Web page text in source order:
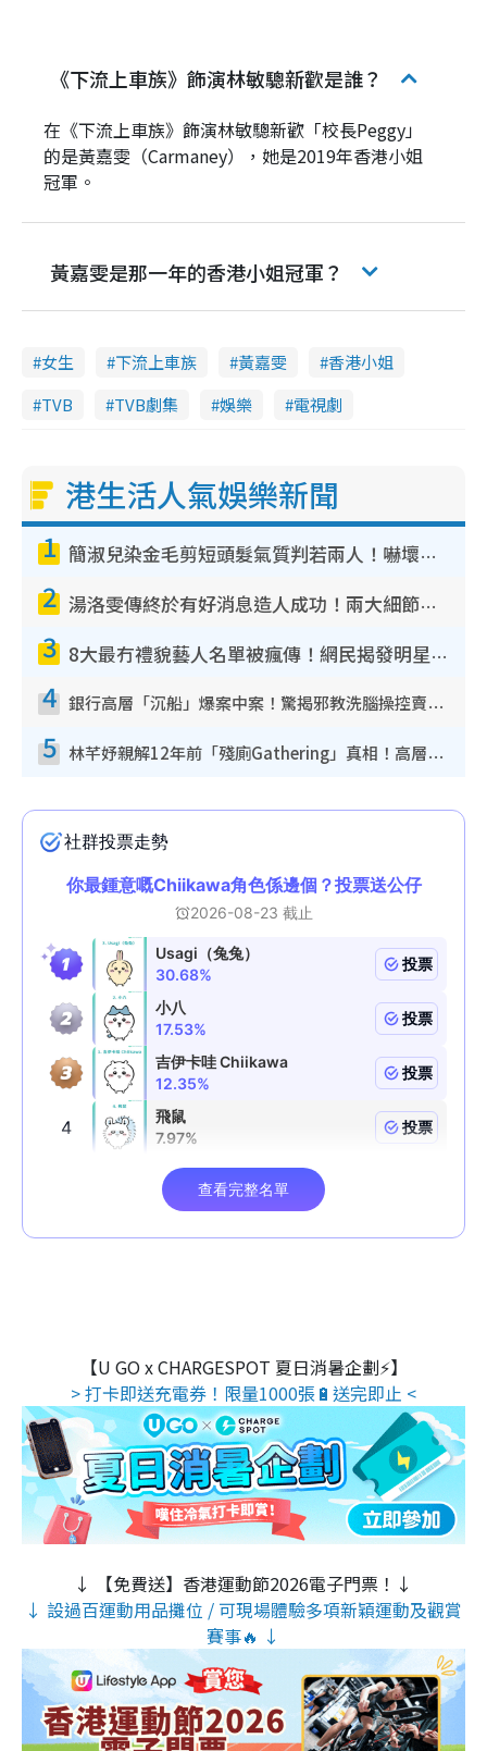
《下流上車族》飾演林敏驄新歡是誰？
在《下流上車族》飾演林敏驄新歡「校長Peggy」
的是黃嘉雯（Carmaney），她是2019年香港小姐
冠軍。
黃嘉雯是那一年的香港小姐冠軍？
女生 下流上車族 黃嘉雯
香港小姐
TVB
TVB劇集 娛樂 電視劇
港生活人氣娛樂新聞
1 簡淑兒染金毛剪短頭髮氣質判若兩人！嚇壞老公麥大力都認唔出：「你做咩事？」
2 湯洛雯傳終於有好消息造人成功！兩大細節曝孕味極濃惹猜測：大肚婆先會咁！
3 8大最冇禮貌藝人名單被瘋傳！網民揭發明星真面目 一致數臭呢位係無品天花板？
4 銀行高層「沉船」爆案中案！驚揭邪教洗腦操控賣淫被吞600萬 幕後黑手講多錯多
5 林芊妤親解12年前「殘廁Gathering」真相！高層解約一句話重創尊嚴至今拒返TVB
【U GO x CHARGESPOT 夏日消暑企劃⚡】
> 打卡即送充電券！限量1000張🔋送完即止 <
↓ 【免費送】香港運動節2026電子門票！↓
↓ 設過百運動用品攤位 / 可現場體驗多項新穎運動及觀賞
賽事🔥 ↓